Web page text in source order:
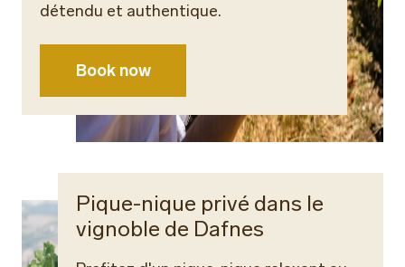
détendu et authentique.
Book now
Pique-nique privé dans le
vignoble de Dafnes